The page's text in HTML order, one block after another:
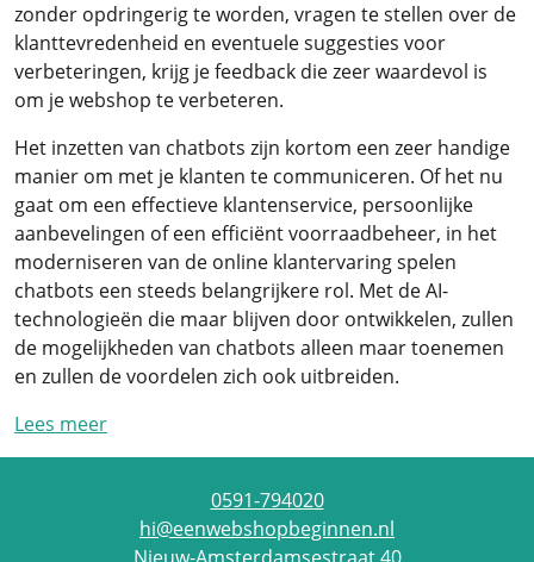
zonder opdringerig te worden, vragen te stellen over de
klanttevredenheid en eventuele suggesties voor
verbeteringen, krijg je feedback die zeer waardevol is
om je webshop te verbeteren.
Het inzetten van chatbots zijn kortom een zeer handige
manier om met je klanten te communiceren. Of het nu
gaat om een effectieve klantenservice, persoonlijke
aanbevelingen of een efficiënt voorraadbeheer, in het
moderniseren van de online klantervaring spelen
chatbots een steeds belangrijkere rol. Met de AI-
technologieën die maar blijven door ontwikkelen, zullen
de mogelijkheden van chatbots alleen maar toenemen
en zullen de voordelen zich ook uitbreiden.
Lees meer
0591-794020
hi@eenwebshopbeginnen.nl